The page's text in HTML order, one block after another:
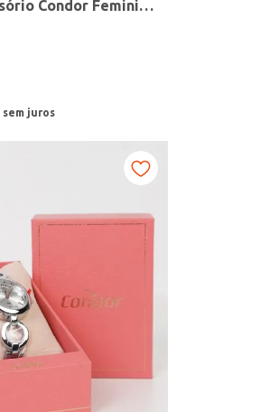
Relógio+Acessório Condor Feminino ROSE